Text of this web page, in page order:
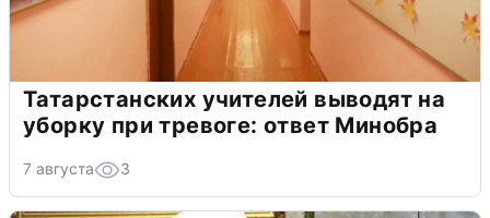
Татарстанских учителей выводят на
уборку при тревоге: ответ Минобра
7 августа 3